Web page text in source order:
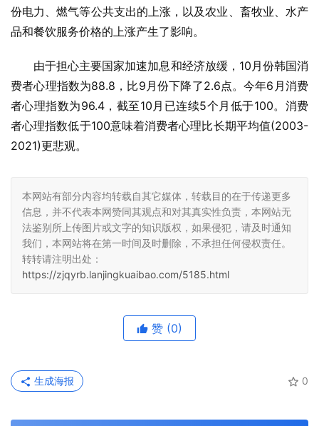
份电力、燃气等公共支出的上涨，以及农业、畜牧业、水产
品和餐饮服务价格的上涨产生了影响。
由于担心主要国家加速加息和经济放缓，10月份韩国消
费者心理指数为88.8，比9月份下降了2.6点。今年6月消费
者心理指数为96.4，截至10月已连续5个月低于100。消费
者心理指数低于100意味着消费者心理比长期平均值(2003-
2021)更悲观。
本网站有部分内容均转载自其它媒体，转载目的在于传递更多
信息，并不代表本网赞同其观点和对其真实性负责，本网站无
法鉴别所上传图片或文字的知识版权，如果侵犯，请及时通知
我们，本网站将在第一时间及时删除，不承担任何侵权责任。
转转请注明出处：
https://zjqyrb.lanjingkuaibao.com/5185.html
赞 (0)
0
生成海报